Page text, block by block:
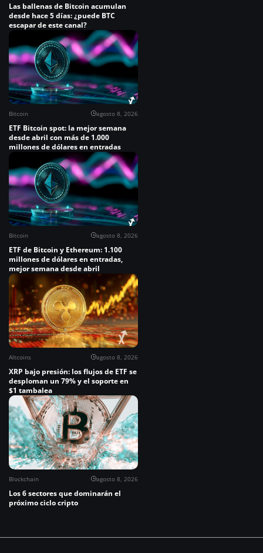
Las ballenas de Bitcoin acumulan
desde hace 5 días: ¿puede BTC
escapar de este canal?
Bitcoin agosto 8, 2026
ETF Bitcoin spot: la mejor semana
desde abril con más de 1.000
millones de dólares en entradas
Bitcoin agosto 8, 2026
ETF de Bitcoin y Ethereum: 1.100
millones de dólares en entradas,
mejor semana desde abril
Altcoins agosto 8, 2026
XRP bajo presión: los flujos de ETF se
desploman un 79% y el soporte en
$1 tambalea
Blockchain agosto 8, 2026
Los 6 sectores que dominarán el
próximo ciclo cripto